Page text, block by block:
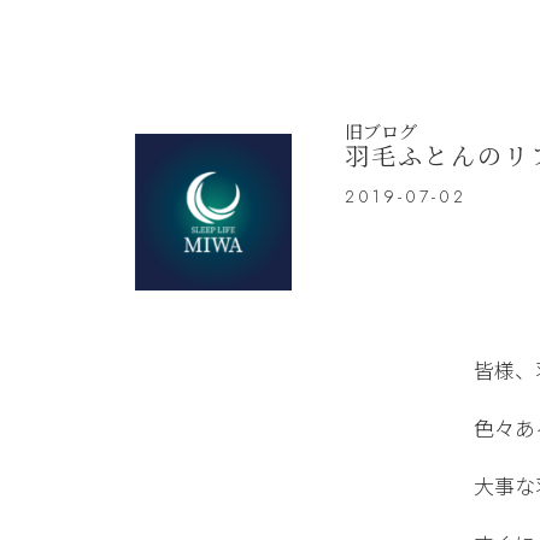
旧ブログ
羽毛ふとんの
2019-07-02
皆様
色々
大事